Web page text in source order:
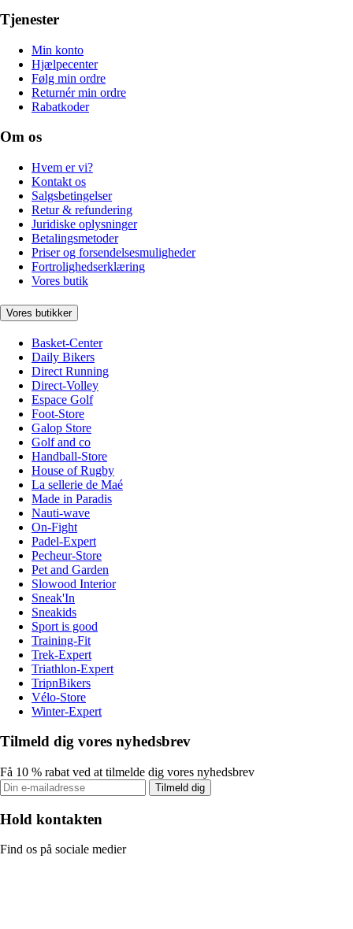
Tjenester
Min konto
Hjælpecenter
Følg min ordre
Returnér min ordre
Rabatkoder
Om os
Hvem er vi?
Kontakt os
Salgsbetingelser
Retur & refundering
Juridiske oplysninger
Betalingsmetoder
Priser og forsendelsesmuligheder
Fortrolighedserklæring
Vores butik
Vores butikker
Basket-Center
Daily Bikers
Direct Running
Direct-Volley
Espace Golf
Foot-Store
Galop Store
Golf and co
Handball-Store
House of Rugby
La sellerie de Maé
Made in Paradis
Nauti-wave
On-Fight
Padel-Expert
Pecheur-Store
Pet and Garden
Slowood Interior
Sneak'In
Sneakids
Sport is good
Training-Fit
Trek-Expert
Triathlon-Expert
TripnBikers
Vélo-Store
Winter-Expert
Tilmeld dig vores nyhedsbrev
Få 10 % rabat ved at tilmelde dig vores nyhedsbrev
Tilmeld dig
Hold kontakten
Find os på sociale medier